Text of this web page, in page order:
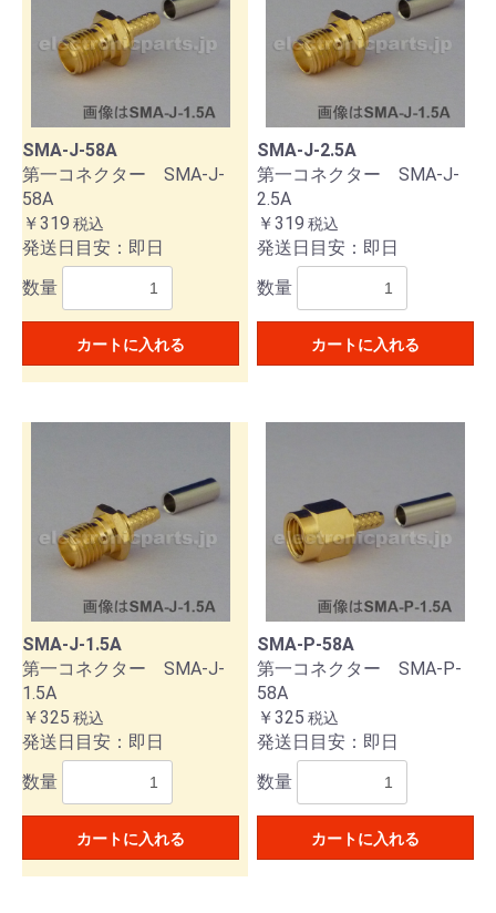
SMA-J-58A
第一コネクター SMA-J-
58A
￥319 税込
発送日目安：即日
数量
カートに入れる
SMA-J-2.5A
第一コネクター SMA-J-
2.5A
￥319 税込
発送日目安：即日
数量
カートに入れる
SMA-J-1.5A
第一コネクター SMA-J-
1.5A
￥325 税込
発送日目安：即日
数量
カートに入れる
SMA-P-58A
第一コネクター SMA-P-
58A
￥325 税込
発送日目安：即日
数量
カートに入れる